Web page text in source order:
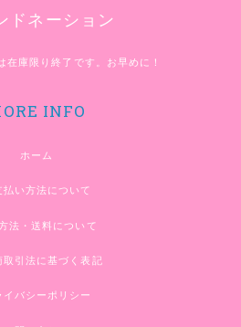
ドネーション
庫限り終了です。お早めに！
INFO
ホーム
払い方法について
法・送料について
取引法に基づく表記
イバシーポリシー